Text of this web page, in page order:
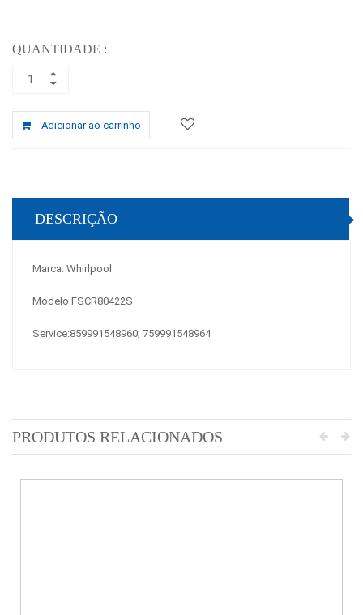
QUANTIDADE :
Adicionar ao carrinho
DESCRIÇÃO
Marca: Whirlpool
Modelo:FSCR80422S
Service:859991548960; 759991548964
PRODUTOS RELACIONADOS